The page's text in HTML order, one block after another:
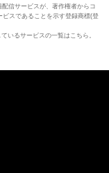
信サービスが、著作権者からコ
ビスであることを示す登録商標(登
いるサービスの一覧はこちら。